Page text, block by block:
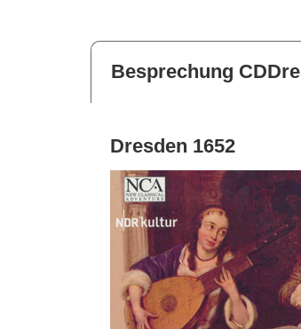
Besprechung
Dresden 1652